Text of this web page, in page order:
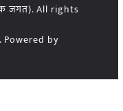
जगत). All rights
Powered by